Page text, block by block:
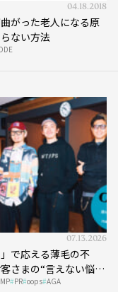
04.18.2018
がった老人になる原
ない方法
07.13.2026
で応える薄毛の不
さまの“言えない悩
う向き合う？ ＃01
PR oops AGA